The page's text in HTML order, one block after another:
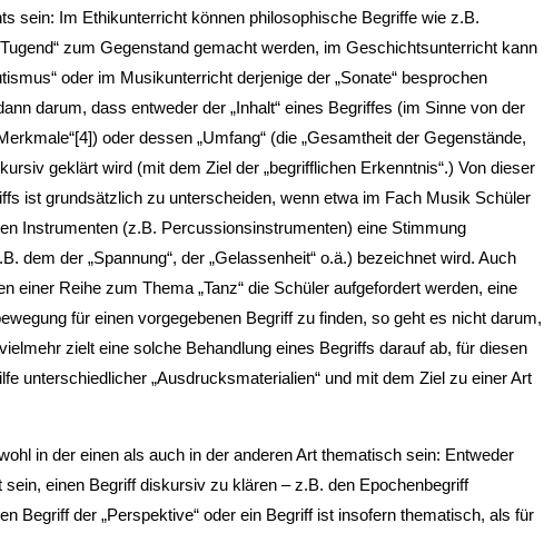
sein: Im Ethikunterricht können philosophische Begriffe wie z.B.
zum Gegenstand gemacht werden, im Geschichtsunterricht kann
oder im Musikunterricht derjenige der „Sonate“ besprochen
darum, dass entweder der „Inhalt“ eines Begriffes (im Sinne von der
oder dessen „Umfang“ (die „Gesamtheit der Gegenstände,
geklärt wird (mit dem Ziel der „begrifflichen Erkenntnis“.) Von dieser
ist grundsätzlich zu unterscheiden, wenn etwa im Fach Musik Schüler
Instrumenten (z.B. Percussionsinstrumenten) eine Stimmung
dem der „Spannung“, der „Gelassenheit“ o.ä.) bezeichnet wird. Auch
einer Reihe zum Thema „Tanz“ die Schüler aufgefordert werden, eine
für einen vorgegebenen Begriff zu finden, so geht es nicht darum,
zielt eine solche Behandlung eines Begriffs darauf ab, für diesen
unterschiedlicher „Ausdrucksmaterialien“ und mit dem Ziel zu einer Art
in der einen als auch in der anderen Art thematisch sein: Entweder
einen Begriff diskursiv zu klären – z.B. den Epochenbegriff
Begriff der „Perspektive“ oder ein Begriff ist insofern thematisch, als für